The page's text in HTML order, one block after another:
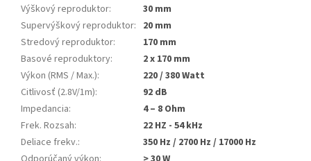
Výškový reproduktor:
30 mm
Supervýškový reproduktor: 20 mm
Stredový reproduktor:
170 mm
Basové reproduktory:
2 x 170 mm
Výkon (RMS / Max.):
220 / 380 Watt
Citlivosť (2.8V/1m):
92 dB
Impedancia:
4 – 8 Ohm
Frek. Rozsah:
22 HZ - 54 kHz
Deliace frekv.:
350 Hz / 2700 Hz / 17000 Hz